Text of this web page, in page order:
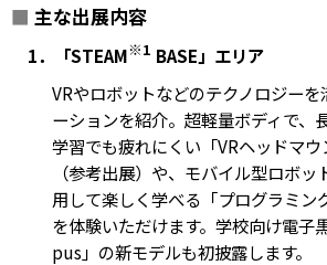
■ 主な出展内容
1．「STEAM※1 BASE」エリア
VRやロボットなどのテクノロジー
ーションを紹介。超軽量ボディで、
学習でも疲れにくい「VRヘッドマウ
（参考出展）や、モバイル型ロボ
用して楽しく学べる「プログラミン
を体験いただけます。学校向け電子
pus」の新モデルも初披露します。